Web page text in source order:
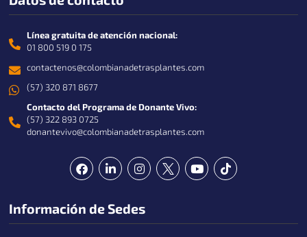
Línea gratuita de atención nacional:
01 800 519 0 175
contactenos@colombianadetrasplantes.com
(57) 320 871 8677
Contacto del Programa de Donante Vivo:
(57) 322 893 0725
donantevivo@colombianadetrasplantes.com
F
a
b
o
L
i
e
d
I
n
a
g
Y
o
b
T
i
k
Información de Sedes